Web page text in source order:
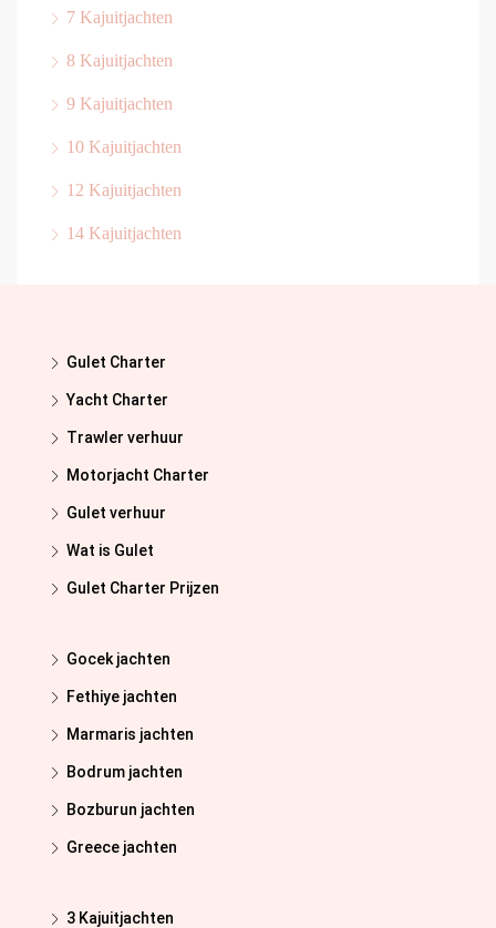
7 Kajuitjachten
8 Kajuitjachten
9 Kajuitjachten
10 Kajuitjachten
12 Kajuitjachten
14 Kajuitjachten
Gulet Charter
Yacht Charter
Trawler verhuur
Motorjacht Charter
Gulet verhuur
Wat is Gulet
Gulet Charter Prijzen
Gocek jachten
Fethiye jachten
Marmaris jachten
Bodrum jachten
Bozburun jachten
Greece jachten
3 Kajuitjachten